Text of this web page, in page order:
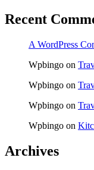
Recent
A WordPress
Wpbingo on
Wpbingo on
Wpbingo on
Wpbingo on
Archives